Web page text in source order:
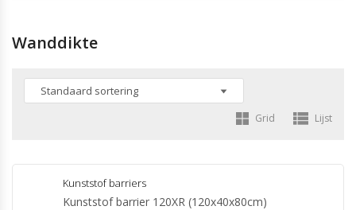
Wanddikte
Grid Lijst
Kunststof barriers
Kunststof barrier 120XR (120x40x80cm)